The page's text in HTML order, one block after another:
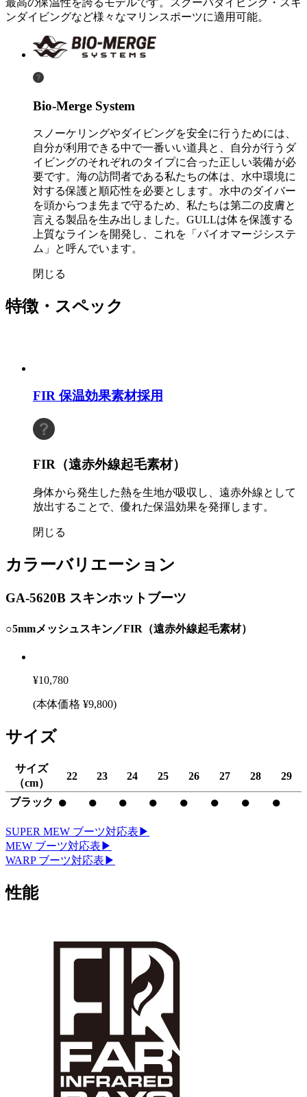
ンダイビングなど様々なマリンスポーツに適用可能。
Bio-Merge System
スノーケリングやダイビングを安全に行うためには、
自分が利用できる中で一番いい道具と、自分が行うダ
イビングのそれぞれのタイプに合った正しい装備が必
要です。海の訪問者である私たちの体は、水中環境に
対する保護と順応性を必要とします。水中のダイバー
を頭からつま先まで守るため、私たちは第二の皮膚と
言える製品を生み出しました。GULLは体を保護する
上質なラインを開発し、これを「バイオマージシステ
ム」と呼んでいます。
閉じる
特徴・スペック
FIR 保温効果素材採用
FIR（遠赤外線起毛素材）
身体から発生した熱を生地が吸収し、遠赤外線として
放出することで、優れた保温効果を発揮します。
閉じる
カラーバリエーション
GA-5620B スキンホットブーツ
○5mmメッシュスキン／FIR（遠赤外線起毛素材）
¥10,780
(本体価格 ¥9,800)
サイズ
サイズ
（cm）
22 23 24 25 26 27 28 29
ブラック ● ● ● ● ● ● ● ●
SUPER MEW ブーツ対応表▶︎
MEW ブーツ対応表▶︎
WARP ブーツ対応表▶︎
性能